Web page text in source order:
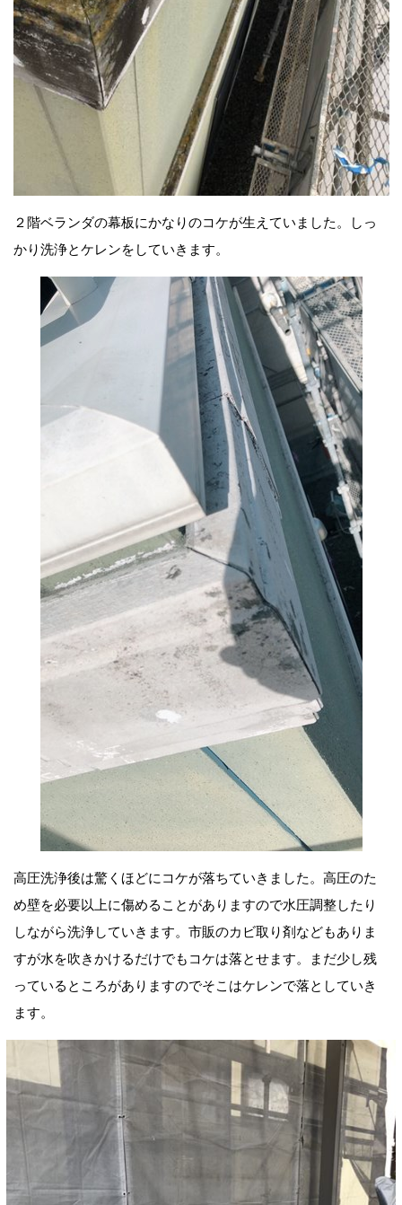
２階ベランダの幕板にかなりのコケが生えていました。しっ
かり洗浄とケレンをしていきます。
高圧洗浄後は驚くほどにコケが落ちていきました。高圧のた
め壁を必要以上に傷めることがありますので水圧調整したり
しながら洗浄していきます。市販のカビ取り剤などもありま
すが水を吹きかけるだけでもコケは落とせます。まだ少し残
っているところがありますのでそこはケレンで落としていき
ます。